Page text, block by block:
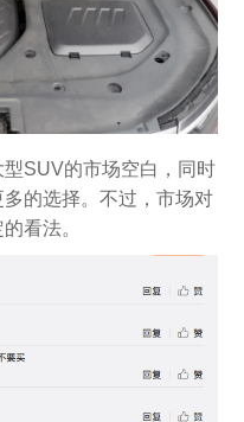
SUV的市场空白，同时
的选择。不过，市场对
看法。